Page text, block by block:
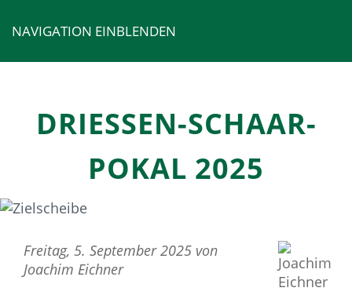
NAVIGATION EINBLENDEN
DRIESSEN-SCHAAR-P
OKAL 2025
Freitag, 5. September 2025 von
Joachim Eichner